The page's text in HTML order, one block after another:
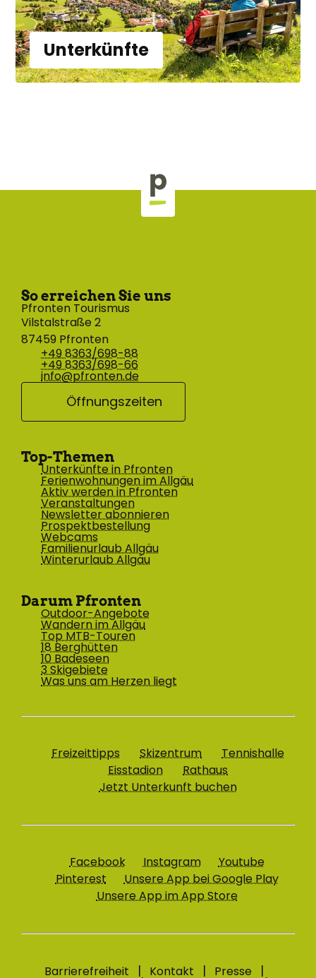
Unterkünfte
So erreichen Sie uns
Pfronten Tourismus
Vilstalstraße 2
87459 Pfronten
+49 8363/698-88
+49 8363/698-66
info@pfronten.de
Öffnungszeiten
Top-Themen
Unterkünfte in Pfronten
Ferienwohnungen im Allgäu
Aktiv werden in Pfronten
Veranstaltungen
Newsletter abonnieren
Prospektbestellung
Webcams
Familienurlaub Allgäu
Winterurlaub Allgäu
Darum Pfronten
Outdoor-Angebote
Wandern im Allgäu
Top MTB-Touren
18 Berghütten
10 Badeseen
3 Skigebiete
Was uns am Herzen liegt
Freizeittipps Skizentrum
Tennishalle
Eisstadion
Rathaus
Jetzt Unterkunft buchen
Facebook Instagram
Youtube
Pinterest
Unsere App bei Google Play
Unsere App im App Store
Barrierefreiheit Kontakt Presse